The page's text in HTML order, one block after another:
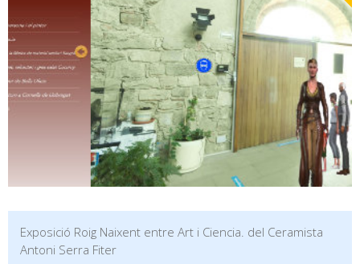
Exposició Roig Naixent entre Art i Ciencia. del Ceramista
Antoni Serra Fiter